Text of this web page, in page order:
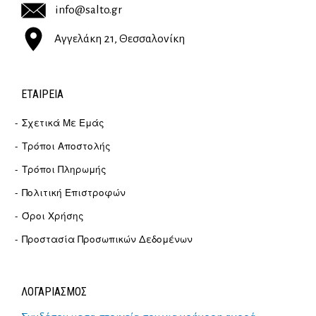
info@salto.gr
Αγγελάκη 21, Θεσσαλονίκη
ΕΤΑΙΡΕΊΑ
Σχετικά Με Εμάς
Τρόποι Αποστολής
Τρόποι Πληρωμής
Πολιτική Επιστροφών
Όροι Χρήσης
Προστασία Προσωπικών Δεδομένων
ΛΟΓΑΡΙΑΣΜΟΣ